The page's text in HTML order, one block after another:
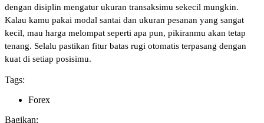
dengan disiplin mengatur ukuran transaksimu sekecil mungkin.
Kalau kamu pakai modal santai dan ukuran pesanan yang sangat
kecil, mau harga melompat seperti apa pun, pikiranmu akan tetap
tenang. Selalu pastikan fitur batas rugi otomatis terpasang dengan
kuat di setiap posisimu.
Tags:
Forex
Bagikan: